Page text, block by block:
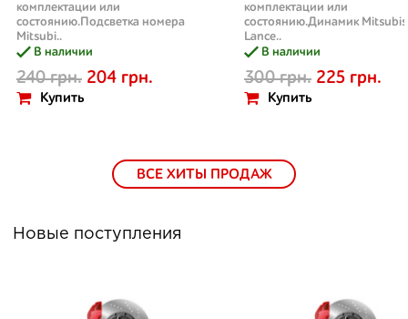
комплектации или
состоянию.Подсветка номера
Mitsubi..
В наличии
240 грн. 204 грн.
Купить
комплектации или
состоянию.Динамик
Lance..
В наличии
300 грн. 225 грн.
Купить
ВСЕ ХИТЫ ПРОДАЖ
Новые поступления